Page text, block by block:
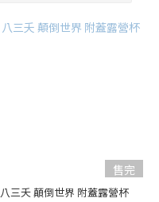
售完
八三夭 顛倒世界 附蓋露營杯